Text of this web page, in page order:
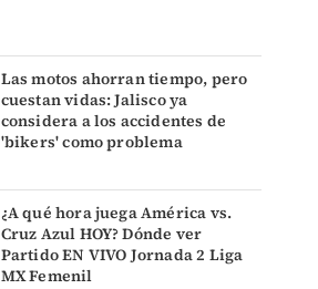
Las motos ahorran tiempo, pero
cuestan vidas: Jalisco ya
considera a los accidentes de
'bikers' como problema
¿A qué hora juega América vs.
Cruz Azul HOY? Dónde ver
Partido EN VIVO Jornada 2 Liga
MX Femenil